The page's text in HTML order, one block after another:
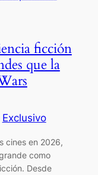
ficción
que la
Exclusivo
cines en 2026,
como
Desde